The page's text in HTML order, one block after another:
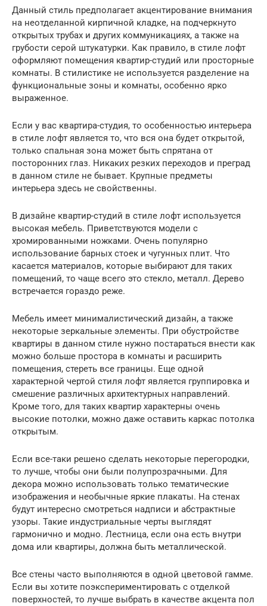
Данный стиль предполагает акцентирование внимания
на неотделанной кирпичной кладке, на подчеркнуто
открытых трубах и других коммуникациях, а также на
грубости серой штукатурки. Как правило, в стиле лофт
оформляют помещения квартир-студий или просторные
комнаты. В стилистике не используется разделение на
функциональные зоны и комнаты, особенно ярко
выраженное.
Если у вас квартира-студия, то особенностью интерьера
в стиле лофт является то, что вся она будет открытой,
только спальная зона может быть спрятана от
посторонних глаз. Никаких резких переходов и преград
в данном стиле не бывает. Крупные предметы
интерьера здесь не свойственны.
В дизайне квартир-студий в стиле лофт используется
высокая мебель. Приветствуются модели с
хромированными ножками. Очень популярно
использование барных стоек и чугунных плит. Что
касается материалов, которые выбирают для таких
помещений, то чаще всего это стекло, металл. Дерево
встречается гораздо реже.
Мебель имеет минималистический дизайн, а также
некоторые зеркальные элементы. При обустройстве
квартиры в данном стиле нужно постараться внести как
можно больше простора в комнаты и расширить
помещения, стереть все границы. Еще одной
характерной чертой стиля лофт является группировка и
смешение различных архитектурных направлений.
Кроме того, для таких квартир характерны очень
высокие потолки, можно даже оставить каркас потолка
открытым.
Если все-таки решено сделать некоторые перегородки,
то лучше, чтобы они были полупрозрачными. Для
декора можно использовать только тематические
изображения и необычные яркие плакаты. На стенах
будут интересно смотреться надписи и абстрактные
узоры. Такие индустриальные черты выглядят
гармонично и модно. Лестница, если она есть внутри
дома или квартиры, должна быть металлической.
Все стены часто выполняются в одной цветовой гамме.
Если вы хотите поэкспериментировать с отделкой
поверхностей, то лучше выбрать в качестве акцента пол